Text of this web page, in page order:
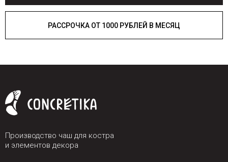
РАССРОЧКА ОТ 1000 РУБЛЕЙ В МЕСЯЦ
Производство чаш для костра
и элементов декора